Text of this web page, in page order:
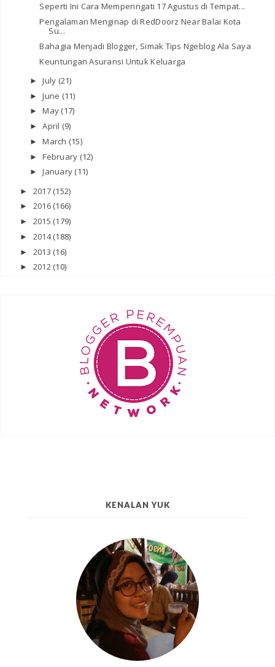
Seperti Ini Cara Memperingati 17 Agustus di Tempat...
Pengalaman Menginap di RedDoorz Near Balai Kota
Su...
Bahagia Menjadi Blogger, Simak Tips Ngeblog Ala Saya
Keuntungan Asuransi Untuk Keluarga
►July (21)
►June (11)
►May (17)
►April (9)
►March (15)
►February (12)
►January (11)
► 2017 (152)
► 2016 (166)
► 2015 (179)
► 2014(188)
► 2013 (16)
► 2012 (10)
KENALAN YUK